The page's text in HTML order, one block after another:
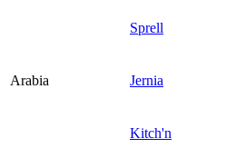
Sprell
Arabia Jernia
Kitch'n